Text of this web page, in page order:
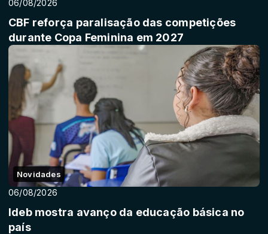
06/08/2026
CBF reforça paralisação das competições
durante Copa Feminina em 2027
Novidades
06/08/2026
Ideb mostra avanço da educação básica no
país